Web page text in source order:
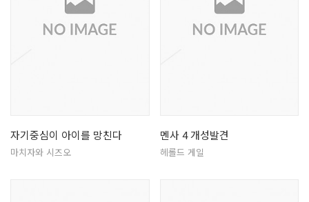
자기중심이 아이를 망친다
마치자와 시즈오
멘사 4 개성발견
헤롤드 게일